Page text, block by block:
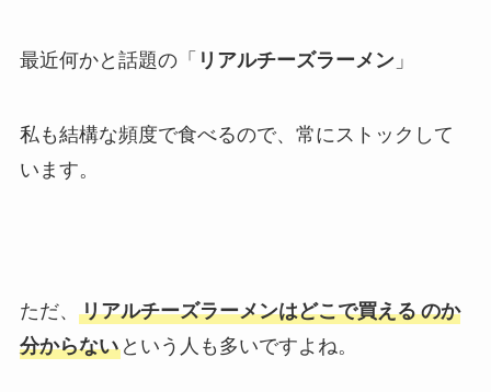
最近何かと話題の「 リアルチーズラーメン」
私も結構な頻度で食べるので、常にストックして
います。
ただ、 リアルチーズラーメンはどこで買える のか
分からないという人も多いですよね。